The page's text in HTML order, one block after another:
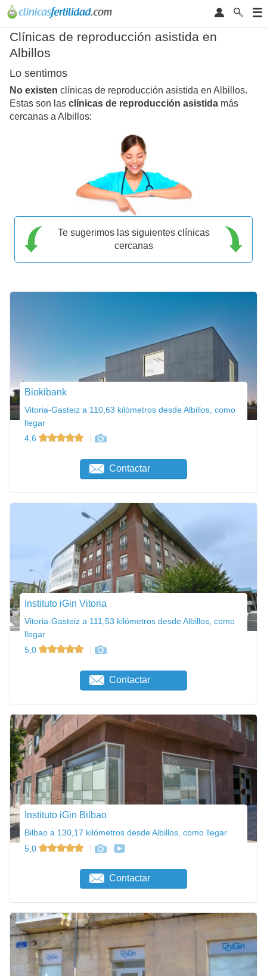
Clínicas de reproducción asistida en
Albillos
Lo sentimos
No existen clínicas de reproducción asistida en Albillos.
Estas son las clínicas de reproducción asistida más
cercanas a Albillos:
Te sugerimos las siguientes clínicas
cercanas
Biokibank
Vitoria-Gasteiz a 110,63 kilómetros desde Albillos, como
llegar
4,6
Contactar
Instituto iGin Vitoria
Vitoria-Gasteiz a 111,53 kilómetros desde Albillos, como
llegar
5,0
Contactar
Instituto iGin Bilbao
Bilbao a 130,17 kilómetros desde Albillos, como llegar
5,0
Contactar